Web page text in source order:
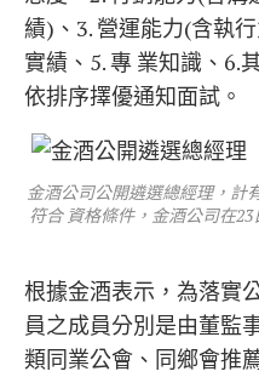
績)、3. 營運能力(含執
實績、5. 專 業知識、6.
依排序擇優通知面試。
金酒公司公開遴選總經理，計
符合 資格條件，金酒公司在
根據金酒表示，為落實
員之成員分別是由董監
類同業公會、同鄉會推